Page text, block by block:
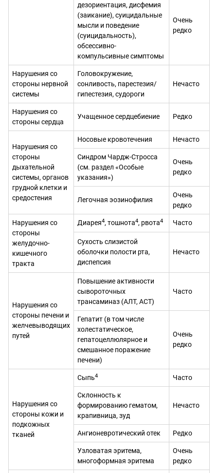
дезориентация, дисфемия
(заикание), суицидальные
мысли и поведение
(суицидальность),
обсессивно-
компульсивные симптомы
Очень
редко
Нарушения со
стороны нервной
системы
Головокружение,
сонливость, парестезия/
гипестезия, судороги
Нечасто
Нарушения со
стороны сердца
Учащенное сердцебиение Редко
Нарушения со
стороны
дыхательной
системы, органов
грудной клетки и
средостения
Носовые кровотечения Нечасто
Синдром Чардж-Стросса
(см. раздел «Особые
указания»)
Очень
редко
Легочная эозинофилия
Очень
редко
Нарушения со
стороны
желудочно-
кишечного
тракта
Диарея4, тошнота4, рвота4 Часто
Сухость слизистой
оболочки полости рта,
диспепсия
Нечасто
Нарушения со
стороны печени и
желчевыводящих
путей
Повышение активности
сывороточных
трансаминаз (АЛТ, АСТ)
Часто
Гепатит (в том числе
холестатическое,
гепатоцеллюлярное и
смешанное поражение
печени)
Очень
редко
Нарушения со
стороны кожи и
подкожных
тканей
Сыпь4 Часто
Склонность к
формированию гематом,
крапивница, зуд
Нечасто
Ангионевротический отек Редко
Узловатая эритема,
многоформная эритема
Очень
редко